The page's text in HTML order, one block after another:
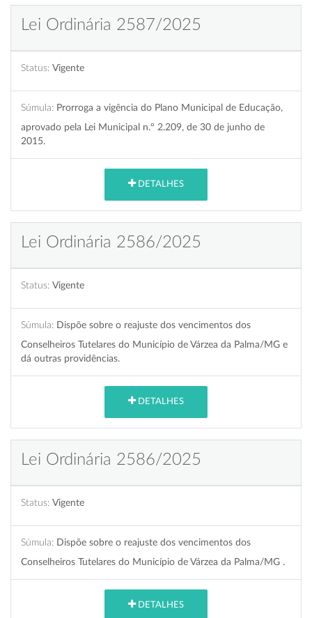
Lei Ordinária 2587/2025
Status: Vigente
Súmula: Prorroga a vigência do Plano Municipal de Educação,
aprovado pela Lei Municipal n.º 2.209, de 30 de junho de
2015.
DETALHES
Lei Ordinária 2586/2025
Status: Vigente
Súmula: Dispõe sobre o reajuste dos vencimentos dos
Conselheiros Tutelares do Município de Várzea da Palma/MG e
dá outras providências.
DETALHES
Lei Ordinária 2586/2025
Status: Vigente
Súmula: Dispõe sobre o reajuste dos vencimentos dos
Conselheiros Tutelares do Município de Várzea da Palma/MG .
DETALHES